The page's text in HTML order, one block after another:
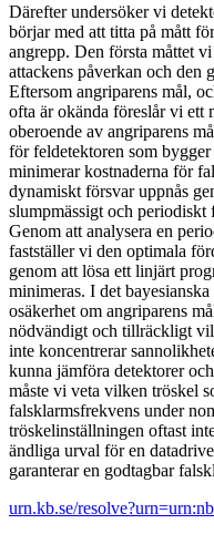
Därefter undersöker vi
börjar med att titta på mått
angrepp. Den första måttet
attackens påverkan och den
Eftersom angriparens mål,
ofta är okända föreslår vi ett
oberoende av angriparens
för feldetektoren som
minimerar kostnaderna för
dynamiskt försvar uppnås
slumpmässigt och periodiskt
Genom att analysera en
fastställer vi den optimala
genom att lösa ett linjärt
minimeras. I det
osäkerhet om angriparens
nödvändigt och tillräckligt
inte koncentrerar
kunna jämföra detektorer
måste vi veta vilken tröskel
falsklarmsfrekvens under
tröskelinställningen oftast
ändliga urval för en
garanterar en godtagbar
urn.kb.se/